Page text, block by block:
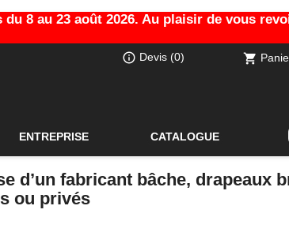
8 au 23 août 2026. Au plaisir de vous
ENTREPRISE CATALOGUE
shopping_cart
info_outline Devis (0)
d’un fabricant bâche,
ou privés